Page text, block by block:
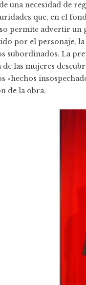
una necesidad de
que, en el
permite advertir un
por el personaje,
subordinados. La
de las mujeres
«hechos
de la obra.